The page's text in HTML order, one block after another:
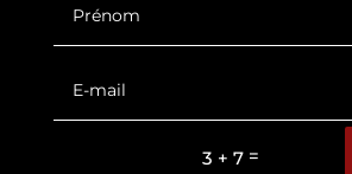
3 + 7 =